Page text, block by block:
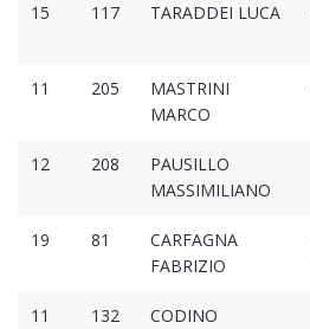
15 117 TARADDEI LUCA
11 205
MASTRINI
MARCO
12 208
PAUSILLO
MASSIMILIANO
19 81
CARFAGNA
FABRIZIO
11 132
CODINO